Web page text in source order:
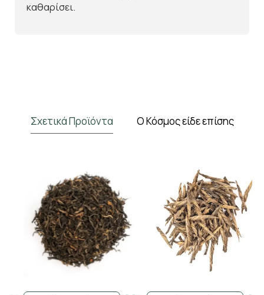
καθαρίσει.
Σχετικά Προϊόντα Ο Κόσμος είδε επίσης